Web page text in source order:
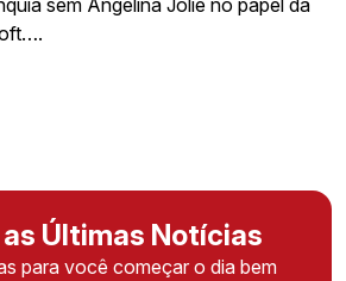
as Últimas Notícias
para você começar o dia bem